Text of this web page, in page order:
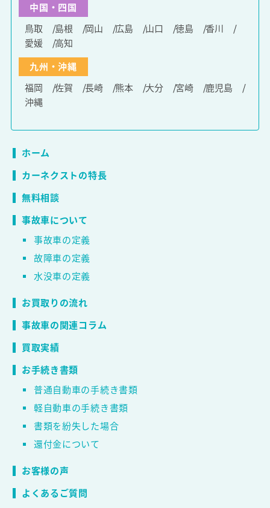
中国・四国
鳥取
島根 岡山 広島 山口 徳島
香川
愛媛
高知
九州・沖縄
福岡
佐賀 長崎 熊本 大分 宮崎
鹿児島
沖縄
ホーム
カーネクストの特長
無料相談
事故車について
事故車の定義
故障車の定義
水没車の定義
お買取りの流れ
事故車の関連コラム
買取実績
お手続き書類
普通自動車の手続き書類
軽自動車の手続き書類
書類を紛失した場合
還付金について
お客様の声
よくあるご質問